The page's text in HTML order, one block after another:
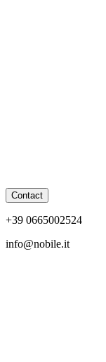
Contact
+39 0665002524
info@nobile.it